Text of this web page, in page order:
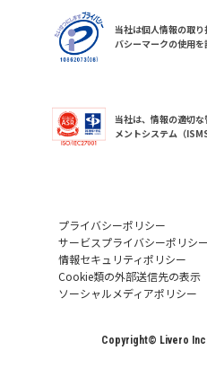
当社は個人情報の取
バシーマークの使用を
当社は、情報の適切
メントシステム（
プライバシーポリシー
サービスプライバシーポリシー
情報セキュリティポリシー
Cookie類の外部送信先の表示
ソーシャルメディアポリシー
Copyright© Livero